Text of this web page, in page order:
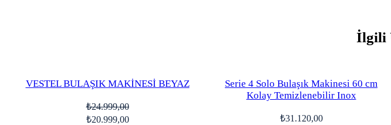
İlgili
VESTEL BULAŞIK MAKİNESİ BEYAZ
₺24.999,00
Orijinal
₺20.999,00
Serie 4 Solo Bulaşık Makinesi 60 cm
Kolay Temizlenebilir Inox
₺31.120,00